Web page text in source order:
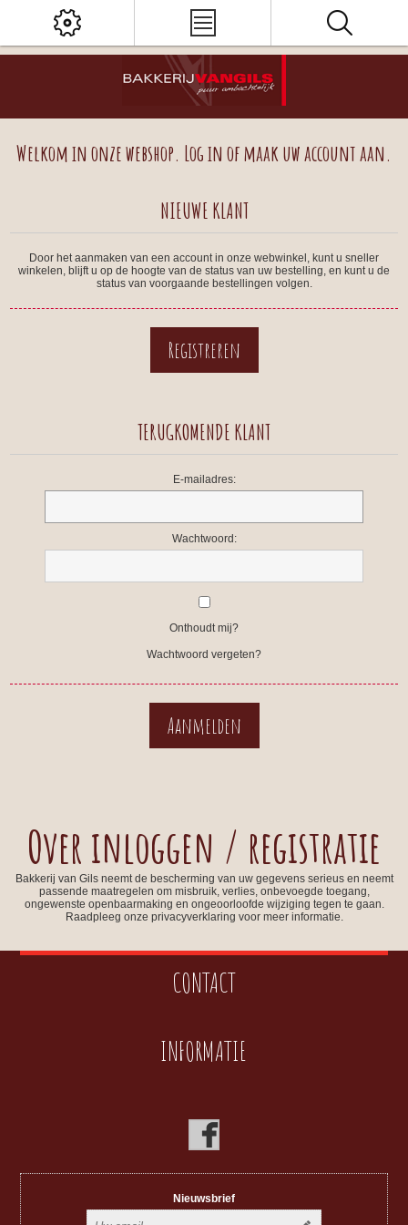
Welkom in onze webshop. Log in of maak uw account aan.
NIEUWE KLANT
Door het aanmaken van een account in onze webwinkel, kunt u sneller
winkelen, blijft u op de hoogte van de status van uw bestelling, en kunt u de
status van voorgaande bestellingen volgen.
TERUGKOMENDE KLANT
E-mailadres:
Wachtwoord:
Onthoudt mij?
Wachtwoord vergeten?
Over inloggen / registratie
Bakkerij van Gils neemt de bescherming van uw gegevens serieus en neemt
passende maatregelen om misbruik, verlies, onbevoegde toegang,
ongewenste openbaarmaking en ongeoorloofde wijziging tegen te gaan.
Raadpleeg onze privacyverklaring voor meer informatie.
CONTACT
INFORMATIE
Nieuwsbrief